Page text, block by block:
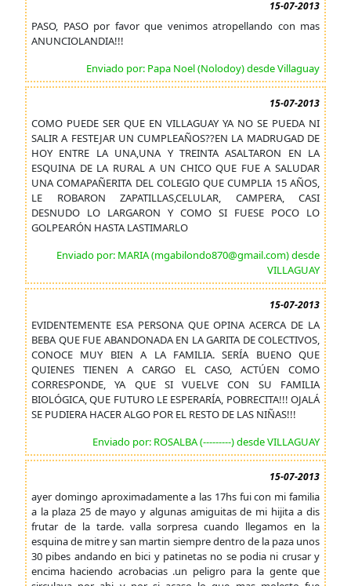
15-07-2013
PASO, PASO por favor que venimos atropellando con mas
ANUNCIOLANDIA!!!
Enviado por: Papa Noel (Nolodoy) desde Villaguay
15-07-2013
COMO PUEDE SER QUE EN VILLAGUAY YA NO SE PUEDA NI
SALIR A FESTEJAR UN CUMPLEAÑOS??EN LA MADRUGAD DE
HOY ENTRE LA UNA,UNA Y TREINTA ASALTARON EN LA
ESQUINA DE LA RURAL A UN CHICO QUE FUE A SALUDAR
UNA COMAPAÑERITA DEL COLEGIO QUE CUMPLIA 15 AÑOS,
LE ROBARON ZAPATILLAS,CELULAR, CAMPERA, CASI
DESNUDO LO LARGARON Y COMO SI FUESE POCO LO
GOLPEARÓN HASTA LASTIMARLO
Enviado por: MARIA (mgabilondo870@gmail.com) desde
VILLAGUAY
15-07-2013
EVIDENTEMENTE ESA PERSONA QUE OPINA ACERCA DE LA
BEBA QUE FUE ABANDONADA EN LA GARITA DE COLECTIVOS,
CONOCE MUY BIEN A LA FAMILIA. SERÍA BUENO QUE
QUIENES TIENEN A CARGO EL CASO, ACTÚEN COMO
CORRESPONDE, YA QUE SI VUELVE CON SU FAMILIA
BIOLÓGICA, QUE FUTURO LE ESPERARÍA, POBRECITA!!! OJALÁ
SE PUDIERA HACER ALGO POR EL RESTO DE LAS NIÑAS!!!
Enviado por: ROSALBA (---------) desde VILLAGUAY
15-07-2013
ayer domingo aproximadamente a las 17hs fui con mi familia
a la plaza 25 de mayo y algunas amiguitas de mi hijita a dis
frutar de la tarde. valla sorpresa cuando llegamos en la
esquina de mitre y san martin siempre dentro de la paza unos
30 pibes andando en bici y patinetas no se podia ni crusar y
encima haciendo acrobacias .un peligro para la gente que